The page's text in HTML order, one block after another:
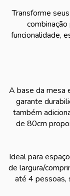
Transforme
funcionalidade,
A base da mesa
garante
também
de 80cm
Ideal para
de largura/
até 4 pessoas,